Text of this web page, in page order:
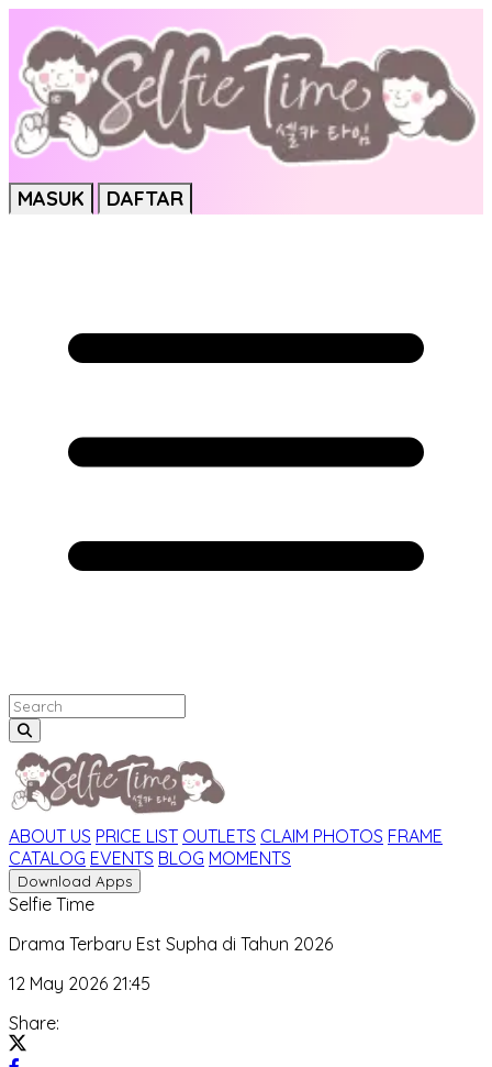
MASUK DAFTAR
ABOUT US PRICE LIST OUTLETS CLAIM PHOTOS FRAME
CATALOG EVENTS BLOG MOMENTS
Download Apps
Selfie Time
Drama Terbaru Est Supha di Tahun 2026
12 May 2026 21:45
Share: